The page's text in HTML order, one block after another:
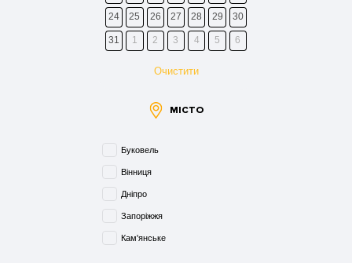
24 25 26 27 28 29 30
31 1 2 3 4 5 6
Очистити
МІСТО
Буковель
Вінниця
Дніпро
Запоріжжя
Кам'янське